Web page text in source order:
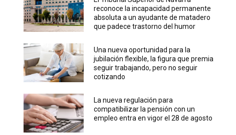
reconoce la incapacidad permanente
absoluta a un ayudante de matadero
que padece trastorno del humor
Una nueva oportunidad para la
jubilación flexible, la figura que premia
seguir trabajando, pero no seguir
cotizando
La nueva regulación para
compatibilizar la pensión con un
empleo entra en vigor el 28 de agosto